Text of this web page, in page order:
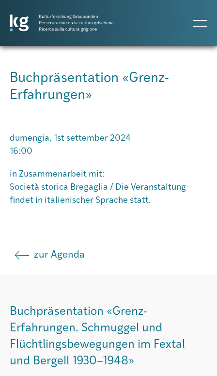
Projects
Agenda
Atlas GR
Buchpräsentation «Grenz-
Erfahrungen»
dumengia, 1st settember 2024
16:00
in Zusammenarbeit mit:
Società storica Bregaglia / Die Veranstaltung
findet in italienischer Sprache statt.
zur Agenda
Buchpräsentation «Grenz-
Erfahrungen. Schmuggel und
Flüchtlingsbewegungen im Fextal
und Bergell 1930–1948»